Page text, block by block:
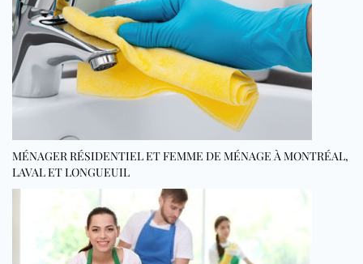
MÉNAGER RÉSIDENTIEL ET FEMME DE MÉNAGE À MONTRÉAL,
LAVAL ET LONGUEUIL